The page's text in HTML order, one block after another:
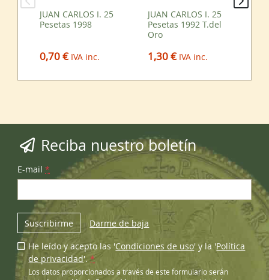
JUAN CARLOS I. 25
Pesetas 1998
0,70 € IVA inc.
JUAN CARLOS I. 25
Pesetas 1992 T.del
Oro
1,30 € IVA inc.
Reciba nuestro boletín
E-mail *
Suscribirme Darme de baja
He leído y acepto las 'Condiciones de uso' y la 'Política
de privacidad'.*
Los datos proporcionados a través de este formulario serán